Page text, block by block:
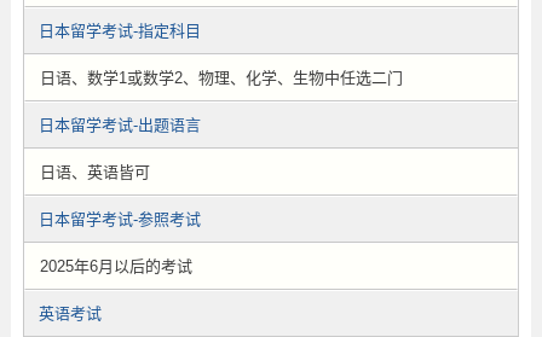
日本留学考试-指定科目
日语、数学1或数学2、物理、化学、生物中任选二门
日本留学考试-出题语言
日语、英语皆可
日本留学考试-参照考试
2025年6月以后的考试
英语考试